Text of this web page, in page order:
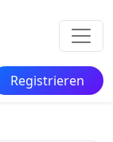
Registrieren